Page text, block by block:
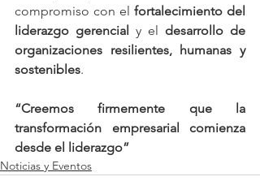
compromiso con el fortalecimiento del
liderazgo gerencial y el desarrollo de
organizaciones resilientes, humanas y
sostenibles.
“Creemos firmemente que la
transformación empresarial comienza
desde el liderazgo”
Noticias y Eventos